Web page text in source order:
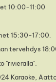
10:00-11:00
15:30-17:00.
tervehdys
"rivieralla".
Karaoke,